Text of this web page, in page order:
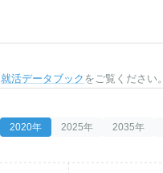
就活データブック をご覧ください。
2020年 2025年 2035年